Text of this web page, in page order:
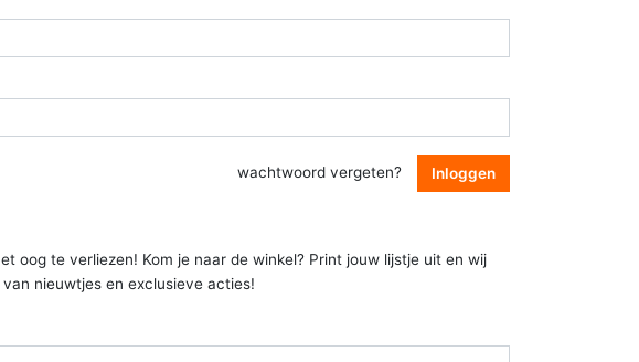
wachtwoord vergeten? Inloggen
oog te verliezen! Kom je naar de winkel? Print jouw lijstje uit en wij
nieuwtjes en exclusieve acties!